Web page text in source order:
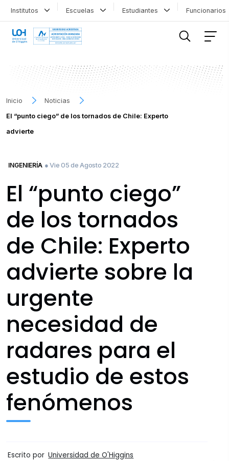
Institutos Escuelas Estudiantes
Inicio
Noticias
El “punto ciego” de los tornados de Chile: Experto
advierte
INGENIERÍA ● Vie 05 de Agosto 2022
El “punto ciego”
de los tornados
de Chile: Experto
advierte sobre la
urgente
necesidad de
radares para el
estudio de estos
fenómenos
Escrito por Universidad de O'Higgins